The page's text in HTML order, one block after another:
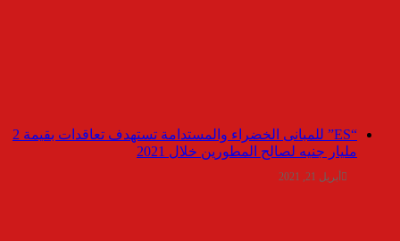
“ES” للمبانى الخضراء والمستدامة تستهدف تعاقدات بقيمة 2
مليار جنيه لصالح المطورين خلال 2021
أبريل 21, 2021